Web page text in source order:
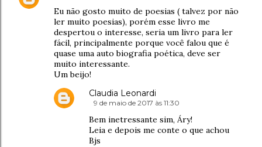
Eu não gosto muito de poesias ( talvez por não
ler muito poesias), porém esse livro me
despertou o interesse, seria um livro para ler
fácil, principalmente porque você falou que é
quase uma auto biografia poética, deve ser
muito interessante.
Um beijo!
Claudia Leonardi
9 de maio de 2017 às 11:30
Bem inetressante sim, Áry!
Leia e depois me conte o que achou
Bjs